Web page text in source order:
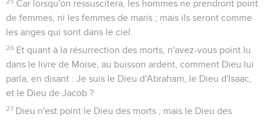
cause de moi, pour me rendre témoignage devant eux.
10 Mais il faut que l'Évangile soit auparavant prêché à toutes
les nations.
Or, quand ils vous mèneront pour vous livrer, ne soyez
point en peine par avance de ce que vous aurez à dire, et ne
le méditez point ; mais dites ce qui vous sera inspiré à cette
heure-là ; car ce ne sera pas vous qui parlerez, mais le Saint-
Esprit.